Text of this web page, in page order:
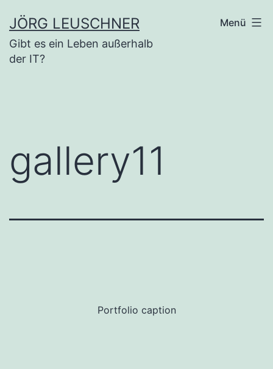
Inhalt
springen
JÖRG LEUSCHNER
Gibt es ein Leben außerhalb
der IT?
Menü
gallery11
Portfolio caption